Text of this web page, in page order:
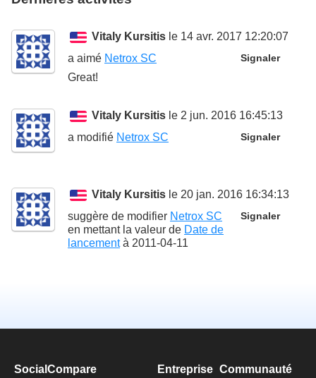
Vitaly Kursitis le 14 avr. 2017 12:20:07
Signaler
a aimé Netrox SC
Great!
Vitaly Kursitis le 2 jun. 2016 16:45:13
Signaler
a modifié Netrox SC
Vitaly Kursitis le 20 jan. 2016 16:34:13
Signaler
suggère de modifier Netrox SC
en mettant la valeur de Date de
lancementà 2011-04-11
SocialCompare Entreprise Communauté